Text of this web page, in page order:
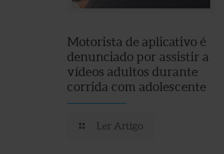
Motorista de aplicativo é
denunciado por assistir a
vídeos adultos durante
corrida com adolescente
Ler Artigo